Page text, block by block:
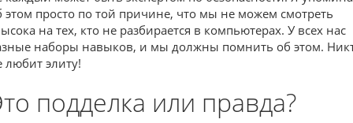
этом просто по той причине, что мы не можем смотреть
на тех, кто не разбирается в компьютерах. У всех нас
наборы навыков, и мы должны помнить об этом.
любит элиту!
подделка или правда?